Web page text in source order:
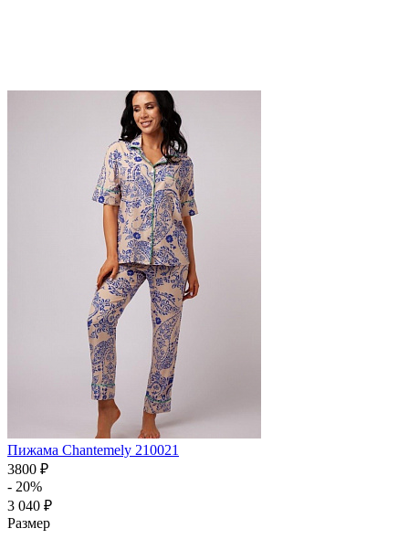
Пижама Chantemely 210021
3800 ₽
- 20%
3 040 ₽
Размер